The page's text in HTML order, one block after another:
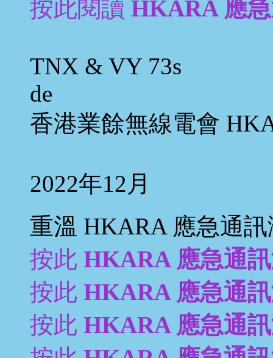
按此閱讀 HKARA 應
TNX & VY 73s
de
香港業餘無線電會
2022年12月
重溫 HKARA 應急通
按此 HKARA 應急通
按此 HKARA 應急通
按此 HKARA 應急通